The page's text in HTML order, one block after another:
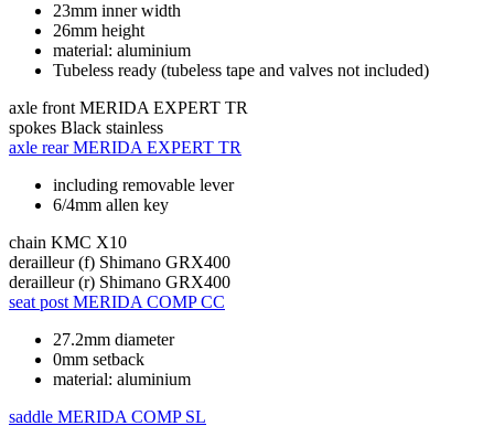
23mm inner width
26mm height
material: aluminium
Tubeless ready (tubeless tape and valves not included)
axle front MERIDA EXPERT TR
spokes Black stainless
axle rear MERIDA EXPERT TR
including removable lever
6/4mm allen key
chain KMC X10
derailleur (f) Shimano GRX400
derailleur (r) Shimano GRX400
seat post MERIDA COMP CC
27.2mm diameter
0mm setback
material: aluminium
saddle MERIDA COMP SL